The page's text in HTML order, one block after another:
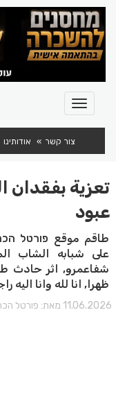
צור קשר אודותינו
تعزية بفقدان
عبود
طاقم موقع פורטל
على شبابه الشاب
شفاعمرو, اثر حادث
ظهرا, انا لله وانا اليه
מאת: פורטל